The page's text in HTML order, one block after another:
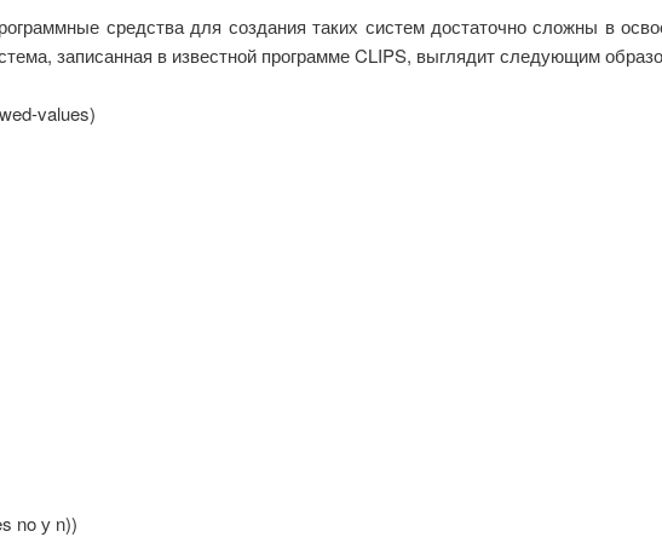
средства для создания таких систем достаточно сложны в
записанная в известной программе CLIPS, выглядит следующим
values)
no у n))